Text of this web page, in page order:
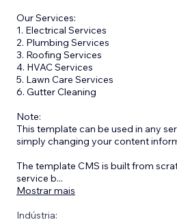
Our Services:
1. Electrical Services
2. Plumbing Services
3. Roofing Services
4. HVAC Services
5. Lawn Care Services
6. Gutter Cleaning
​Note:
This template can be used in any
simply changing your content
The template CMS is built from
service b...
Mostrar mais
Indústria: